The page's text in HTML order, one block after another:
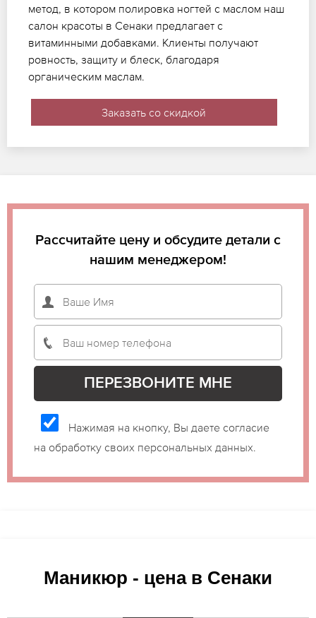
метод, в котором полировка ногтей с маслом наш
салон красоты в Сенаки предлагает с
витаминными добавками. Клиенты получают
ровность, защиту и блеск, благодаря
органическим маслам.
Заказать со скидкой
Рассчитайте цену и обсудите детали с
нашим менеджером!
Нажимая на кнопку, Вы даете согласие
на обработку своих персональных данных.
Маникюр - цена в Сенаки